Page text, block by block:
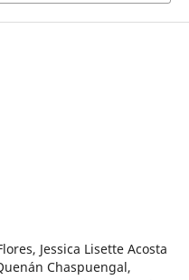
Jessica Lisette Acosta
Chaspuengal,